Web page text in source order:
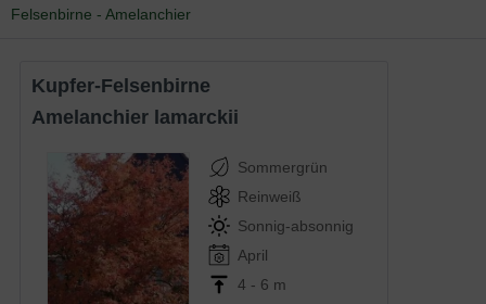
Felsenbirne - Amelanchier
Kupfer-Felsenbirne
Amelanchier lamarckii
Sommergrün
Reinweiß
Sonnig-absonnig
April
4 - 6 m